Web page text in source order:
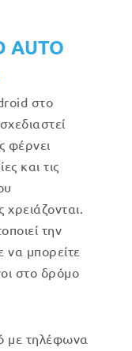
AUTO
στο
φέρνει
και τις
χρειάζονται.
την
μπορείτε
στο δρόμο
με τηλέφωνα